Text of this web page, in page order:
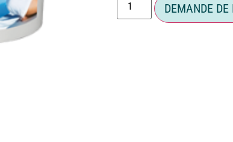
DEMANDE DE